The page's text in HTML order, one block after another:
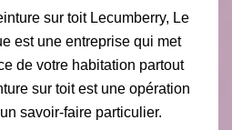
sur toit Lecumberry, Le
est une entreprise qui met
de votre habitation partout
sur toit est une opération
savoir-faire particulier.